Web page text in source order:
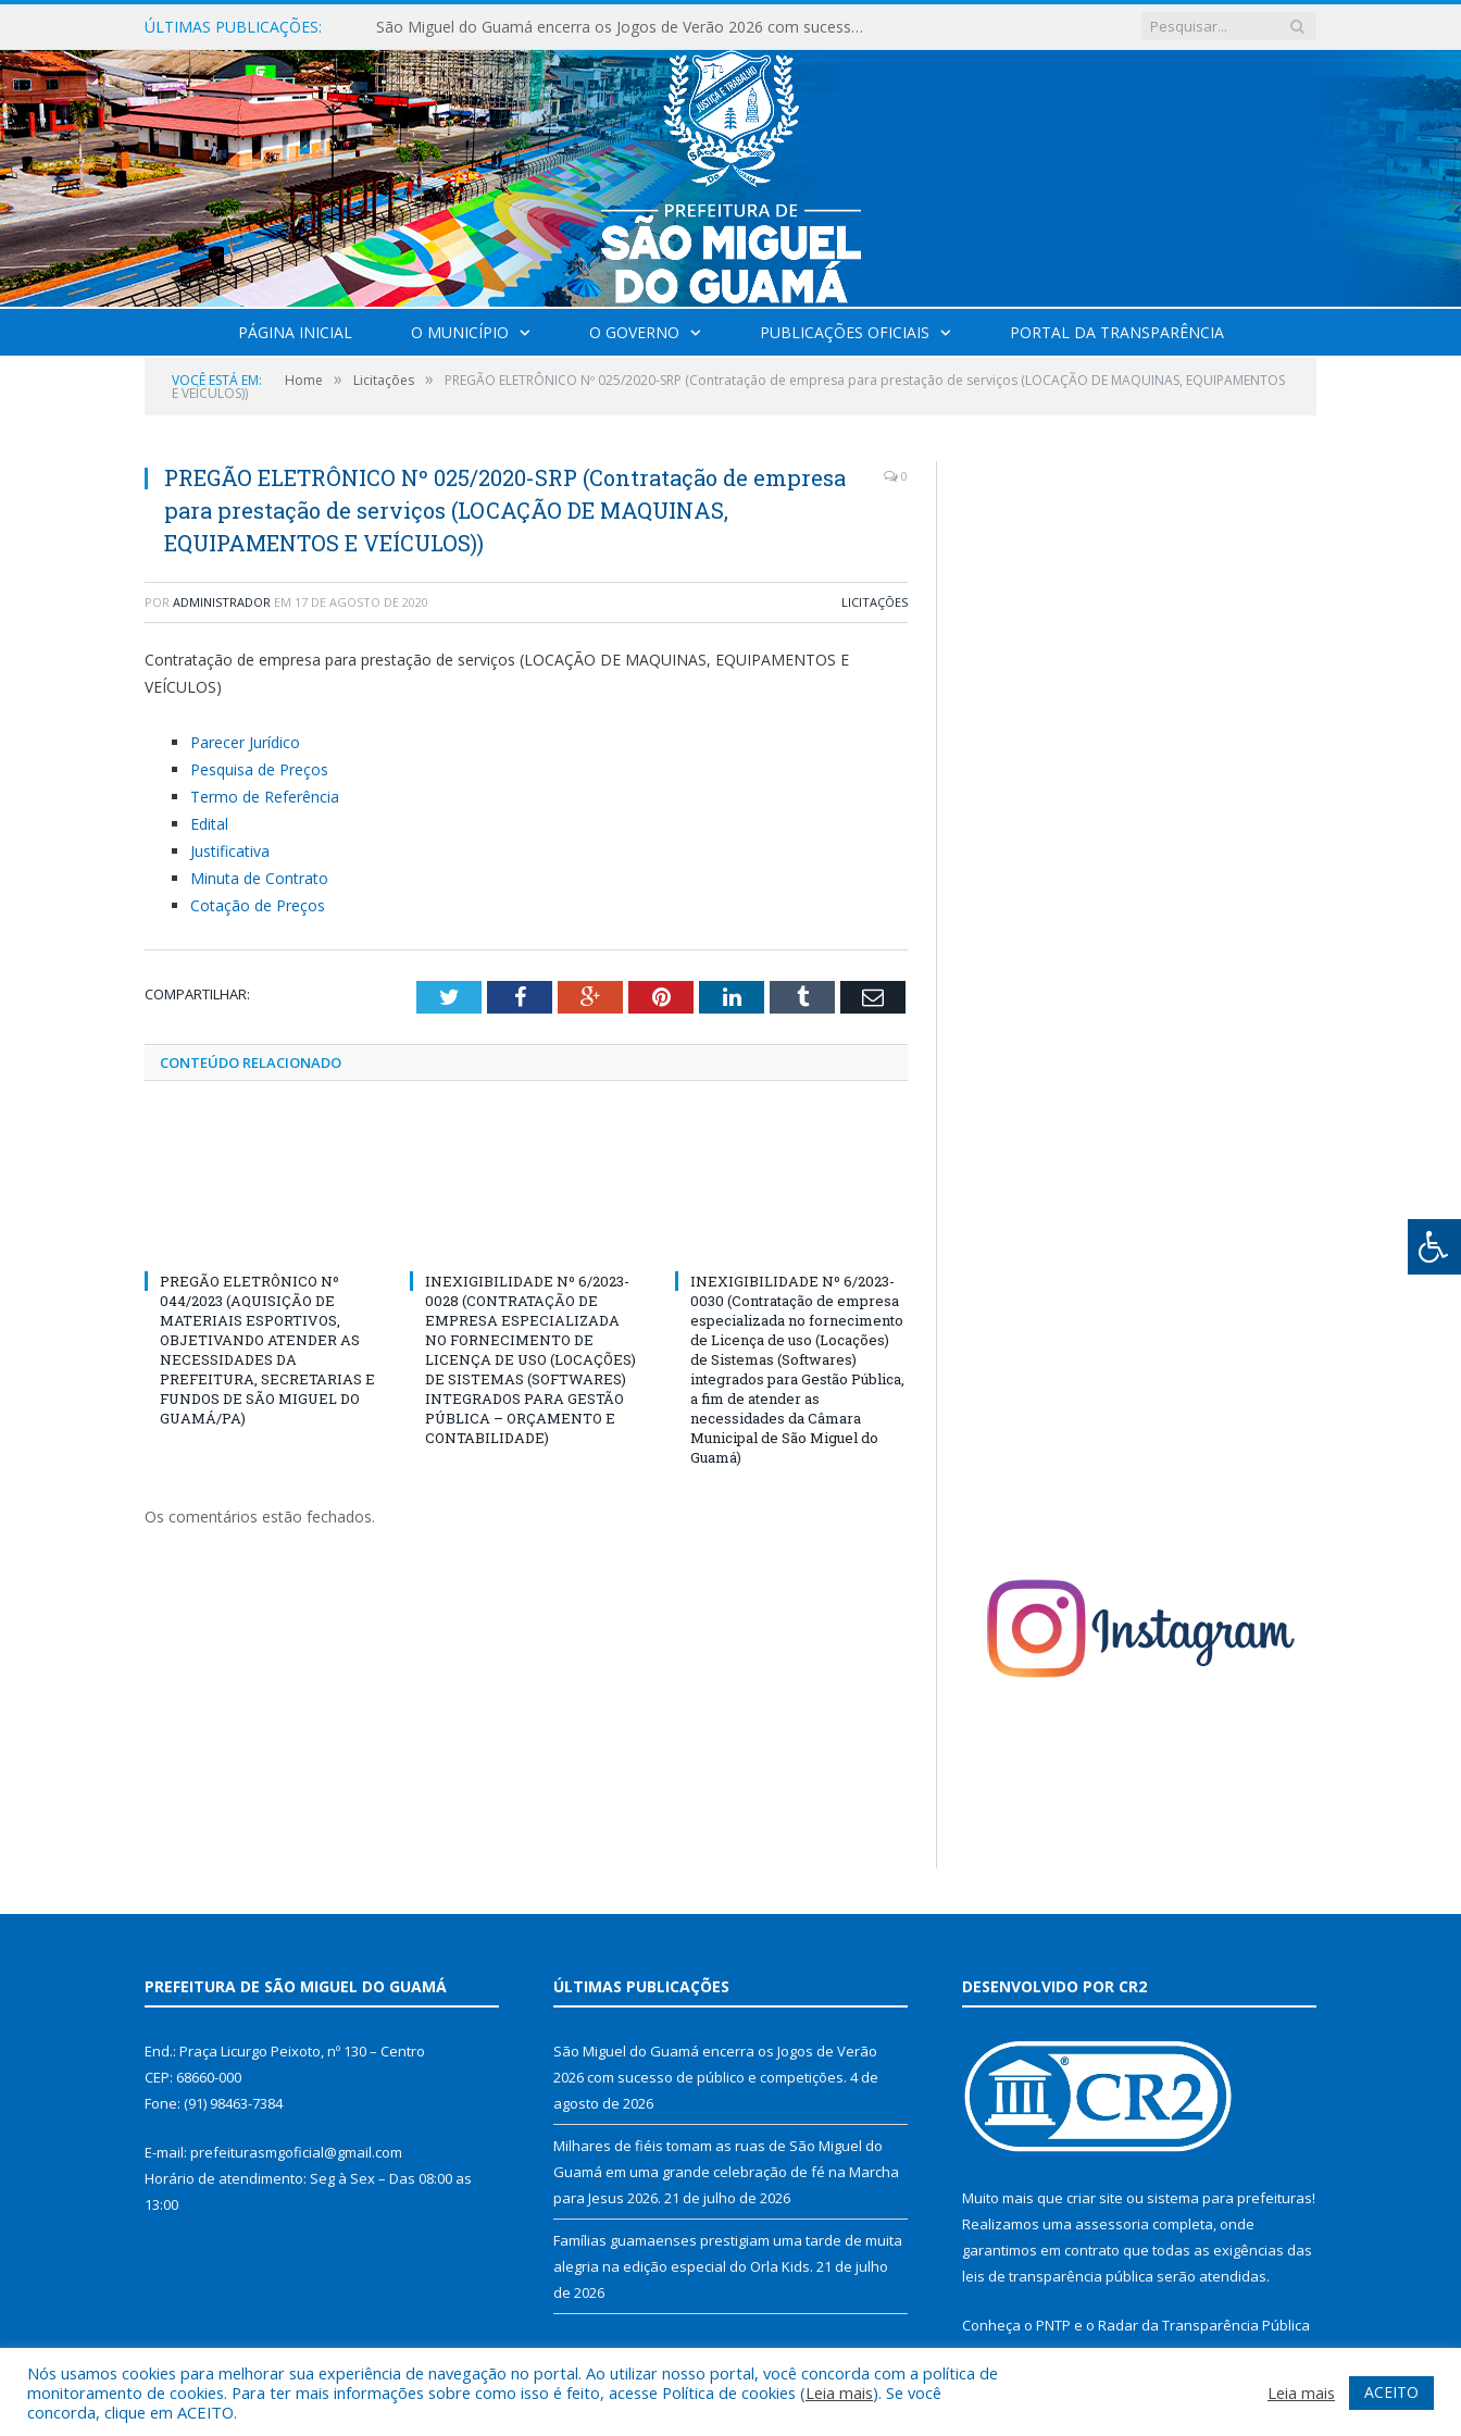
ÚLTIMAS PUBLICAÇÕES: São Miguel do Guamá encerra os Jogos de Verão 2026 com sucesso de público e competições.
PÁGINA INICIAL O MUNICÍPIO O GOVERNO PUBLICAÇÕES OFICIAIS PORTAL DA TRANSPARÊNCIA
VOCÊ ESTÁ EM: Home » Licitações » PREGÃO ELETRÔNICO Nº 025/2020-SRP (Contratação de empresa para prestação de serviços (LOCAÇÃO DE MAQUINAS, EQUIPAMENTOS
E VEÍCULOS))
PREGÃO ELETRÔNICO Nº 025/2020-SRP (Contratação de empresa
para prestação de serviços (LOCAÇÃO DE MAQUINAS,
EQUIPAMENTOS E VEÍCULOS))
0
POR ADMINISTRADOR EM 17 DE AGOSTO DE 2020 LICITAÇÕES
Contratação de empresa para prestação de serviços (LOCAÇÃO DE MAQUINAS, EQUIPAMENTOS E
VEÍCULOS)
Parecer Jurídico
Pesquisa de Preços
Termo de Referência
Edital
Justificativa
Minuta de Contrato
Cotação de Preços
COMPARTILHAR: TwitterFacebookGoogle+PinterestLinkedInTumblr Email
CONTEÚDO RELACIONADO
PREGÃO ELETRÔNICO Nº
044/2023 (AQUISIÇÃO DE
MATERIAIS ESPORTIVOS,
OBJETIVANDO ATENDER AS
NECESSIDADES DA
PREFEITURA, SECRETARIAS E
FUNDOS DE SÃO MIGUEL DO
GUAMÁ/PA)
INEXIGIBILIDADE Nº 6/2023-
0028 (CONTRATAÇÃO DE
EMPRESA ESPECIALIZADA
NO FORNECIMENTO DE
LICENÇA DE USO (LOCAÇÕES)
DE SISTEMAS (SOFTWARES)
INTEGRADOS PARA GESTÃO
PÚBLICA – ORÇAMENTO E
CONTABILIDADE)
INEXIGIBILIDADE Nº 6/2023-
0030 (Contratação de empresa
especializada no fornecimento
de Licença de uso (Locações)
de Sistemas (Softwares)
integrados para Gestão Pública,
a fim de atender as
necessidades da Câmara
Municipal de São Miguel do
Guamá)
Os comentários estão fechados.
PREFEITURA DE SÃO MIGUEL DO GUAMÁ
End.: Praça Licurgo Peixoto, nº 130 – Centro
CEP: 68660-000
Fone: (91) 98463-7384
E-mail: prefeiturasmgoficial@gmail.com
Horário de atendimento: Seg à Sex – Das 08:00 as
13:00
ÚLTIMAS PUBLICAÇÕES
São Miguel do Guamá encerra os Jogos de Verão
2026 com sucesso de público e competições. 4 de
agosto de 2026
Milhares de fiéis tomam as ruas de São Miguel do
Guamá em uma grande celebração de fé na Marcha
para Jesus 2026. 21 de julho de 2026
Famílias guamaenses prestigiam uma tarde de muita
alegria na edição especial do Orla Kids. 21 de julho
de 2026
DESENVOLVIDO POR CR2
Muito mais que criar site ou sistema para prefeituras!
Realizamos uma assessoria completa, onde
garantimos em contrato que todas as exigências das
leis de transparência pública serão atendidas.
Conheça o PNTP e o Radar da Transparência Pública
Nós usamos cookies para melhorar sua experiência de navegação no portal. Ao utilizar nosso portal, você concorda com a política de
monitoramento de cookies. Para ter mais informações sobre como isso é feito, acesse Política de cookies (Leia mais). Se você
concorda, clique em ACEITO.
Leia mais ACEITO